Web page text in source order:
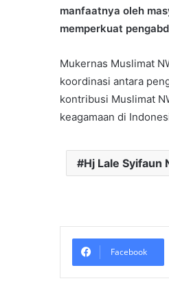
manfaatnya oleh
memperkuat
Mukernas Muslimat
koordinasi antara
kontribusi Muslimat
keagamaan di
Hj Lale Syifaun
Facebook